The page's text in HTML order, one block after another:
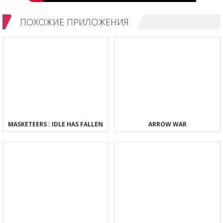
ПОХОЖИЕ ПРИЛОЖЕНИЯ
MASKETEERS : IDLE HAS FALLEN ARROW WAR